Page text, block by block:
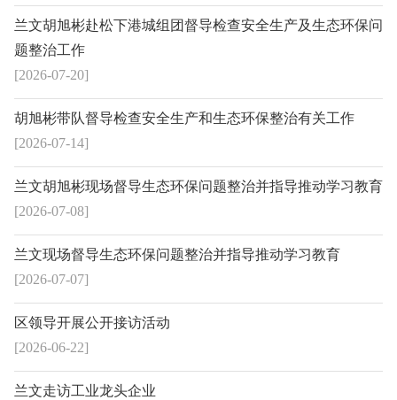
[2026-07-20]
兰文胡旭彬赴松下港城组团督导检查安全生产及生态环保问
题整治工作
[2026-07-14]
胡旭彬带队督导检查安全生产和生态环保整治有关工作
[2026-07-08]
兰文胡旭彬现场督导生态环保问题整治并指导推动学习教育
[2026-07-07]
兰文现场督导生态环保问题整治并指导推动学习教育
[2026-06-22]
区领导开展公开接访活动
兰文走访工业龙头企业